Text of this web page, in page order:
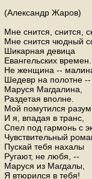
Рейтинг
(Александр Жаров)
Мне снится, снится,
Мне снится чюдный
Шикарная девица
Евангельских времен.
Не женщина --
Шедевр на полотне --
Маруся Магдалина,
Раздетая вполне.
Мой помутился разум,
И я, впадая в транс,
Спел под гармонь с
Чувствительный
Пускай тебя нахалы
Ругают, не любя, --
Маруся из Магдалы,
Я втюрился в тебя!